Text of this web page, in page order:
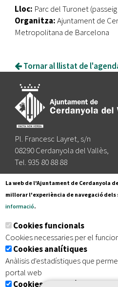
​Lloc: Parc del Turonet
Organitza:Ajuntament de
Metropolitana de Barcelona
Tornar al llistat de
Pl. Francesc Layret, s/n
08290 Cerdanyola del Vallès,
Tel. 935 80 88 88
Segueix-nos a:
Subscriu-te al nostre
Inici | Avís legal | Protecció
| Accessibilitat
La web de l'Ajuntament de Cerdanyola
millorar l'experiència de navegació dels
informació.
Cookies funcionals
Cookies necessaries per el
Cookies analítiques
Anàlisis d'estadístiques que
portal web
Cookies publicitàries